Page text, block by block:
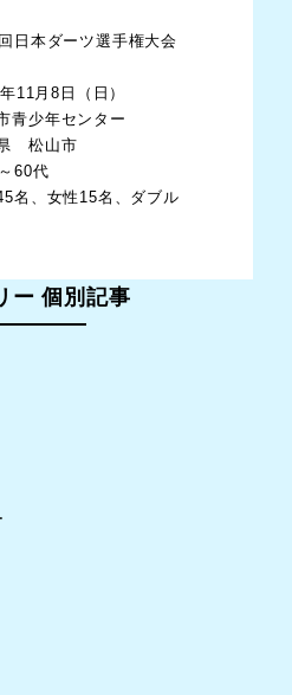
本ダーツ選手権大会
月8日（日）
少年センター
松山市
60代
名、女性15名、ダブル
ー 個別記事